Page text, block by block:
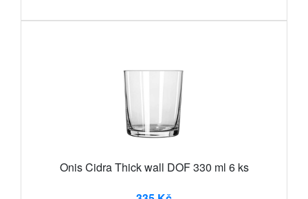
Onis Cidra Thick wall DOF 330 ml 6 ks